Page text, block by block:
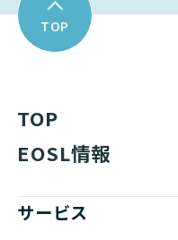
TOP
TOP
EOSL情報
サービス